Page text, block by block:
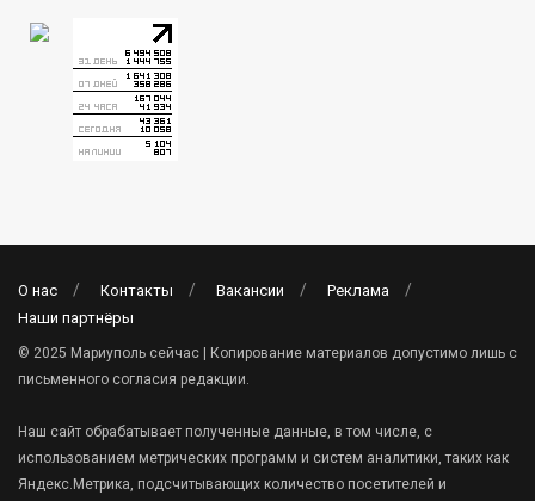
О нас Контакты Вакансии
Реклама
Наши партнёры
© 2025 Мариуполь сейчас | Копирование материалов допустимо лишь с
письменного согласия редакции.
Наш сайт обрабатывает полученные данные, в том числе, с
использованием метрических программ и систем аналитики, таких как
Яндекс.Метрика, подсчитывающих количество посетителей и